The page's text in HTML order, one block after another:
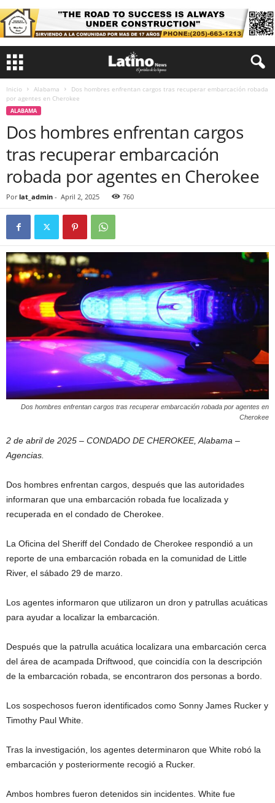
Inicio Alabama
Dos hombres enfrentan cargos tras recuperar embarcación robada
por agentes en Cherokee
ALABAMA
Dos hombres enfrentan cargos
tras recuperar embarcación
robada por agentes en Cherokee
Por lat_admin - April 2, 2025 760
Dos hombres enfrentan cargos tras recuperar embarcación robada por agentes en
Cherokee
2 de abril de 2025 – CONDADO DE CHEROKEE, Alabama –
Agencias.
Dos hombres enfrentan cargos, después que las autoridades
informaran que una embarcación robada fue localizada y
recuperada en el condado de Cherokee.
La Oficina del Sheriff del Condado de Cherokee respondió a un
reporte de una embarcación robada en la comunidad de Little
River, el sábado 29 de marzo.
Los agentes informaron que utilizaron un dron y patrullas acuáticas
para ayudar a localizar la embarcación.
Después que la patrulla acuática localizara una embarcación cerca
del área de acampada Driftwood, que coincidía con la descripción
de la embarcación robada, se encontraron dos personas a bordo.
Los sospechosos fueron identificados como Sonny James Rucker y
Timothy Paul White.
Tras la investigación, los agentes determinaron que White robó la
embarcación y posteriormente recogió a Rucker.
Ambos hombres fueron detenidos sin incidentes. White fue